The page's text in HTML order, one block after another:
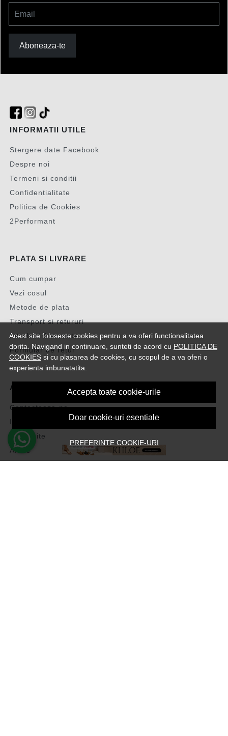
Acest site foloseste cookies pentru a va oferi functionalitatea
dorita. Navigand in continuare, sunteti de acord cu POLITICA DE
COOKIES si cu plasarea de cookies, cu scopul de a va oferi o
experienta imbunatatita.
Accepta toate cookie-urile
Doar cookie-uri esentiale
PREFERINTE COOKIE-URI
Email
Aboneaza-te
INFORMATII UTILE
Stergere date Facebook
Despre noi
Termeni si conditii
Confidentialitate
Politica de Cookies
2Performant
PLATA SI LIVRARE
Cum cumpar
Vezi cosul
Metode de plata
Transport si retururi
Intrebari frecvente
Formular de retur
ASISTENTA
Contacteaza-ne
Intrebari frecvente
Harta site
ANPC